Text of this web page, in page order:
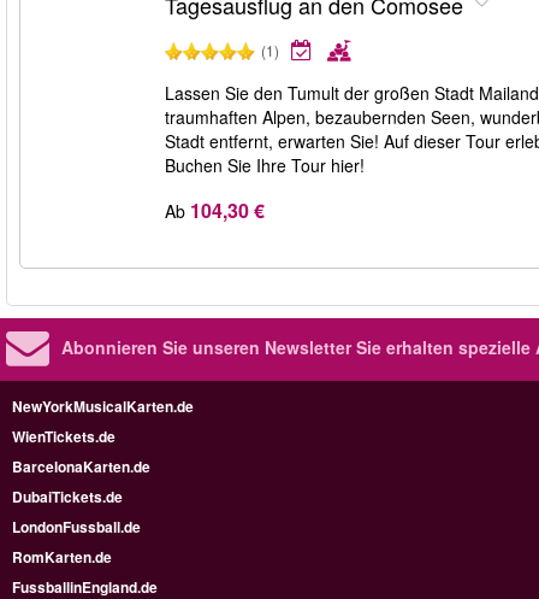
(1)
Lassen Sie den Tumult der großen Stadt
traumhaften Alpen, bezaubernden Seen,
Stadt entfernt, erwarten Sie! Auf dieser Tour
Buchen Sie Ihre Tour hier!
Ab 104,30 €
Abonnieren Sie unseren NewsletterSie erhalten spezielle
NewYorkMusicalKarten.de
WienTickets.de
BarcelonaKarten.de
DubaiTickets.de
LondonFussball.de
RomKarten.de
FussballinEngland.de